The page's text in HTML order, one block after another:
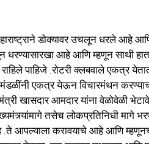
डोक्यावर उचलून धरले आहे
धरण्यासारखा आहे आणि म्हणून साथी
पाहिजे .रोटरी क्लबवाले एकत्र
मंडळींनी एकत्र येऊन विचारमंथन
खासदार आमदार यांना वेळोवेळी
तसेच लोकप्रतिनिधी मागे
.ते आपल्याला करावयाचे आहे आणि